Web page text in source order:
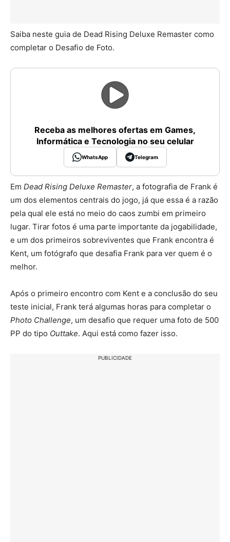
Saiba neste guia de Dead Rising Deluxe Remaster como
completar o Desafio de Foto.
Receba as melhores ofertas em Games,
Informática e Tecnologia no seu celular
WhatsApp Telegram
Em Dead Rising Deluxe Remaster, a fotografia de Frank é
um dos elementos centrais do jogo, já que essa é a razão
pela qual ele está no meio do caos zumbi em primeiro
lugar. Tirar fotos é uma parte importante da jogabilidade,
e um dos primeiros sobreviventes que Frank encontra é
Kent, um fotógrafo que desafia Frank para ver quem é o
melhor.
Após o primeiro encontro com Kent e a conclusão do seu
teste inicial, Frank terá algumas horas para completar o
Photo Challenge, um desafio que requer uma foto de 500
PP do tipo Outtake. Aqui está como fazer isso.
PUBLICIDADE